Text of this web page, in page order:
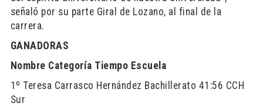
señaló por su parte Giral de Lozano, al final de la
carrera.
GANADORAS
Nombre Categoría Tiempo Escuela
1º Teresa Carrasco Hernández Bachillerato 41:56 CCH
Sur